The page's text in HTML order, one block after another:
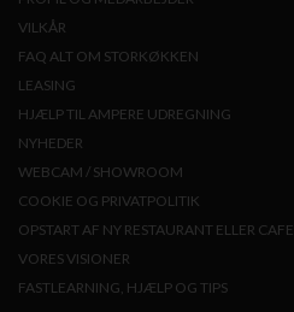
VILKÅR
FAQ ALT OM STORKØKKEN
LEASING
HJÆLP TIL AMPERE UDREGNING
NYHEDER
WEBCAM / SHOWROOM
COOKIE OG PRIVATPOLITIK
OPSTART AF NY RESTAURANT ELLER CAFE
VORES VISIONER
FASTLEARNING, HJÆLP OG TIPS